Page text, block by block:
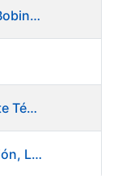
OE 34/24 - Maquinista Cortadora Bobinadora. Fábrica Papel
INF 01/24 - Programador de Soporte Técnico
FC 09/24 - Director/a de Planificación, Logística y Almacenes